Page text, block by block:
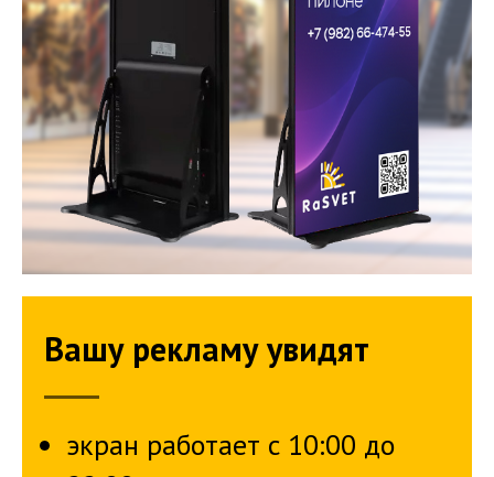
Вашу рекламу увидят
экран работает с 10:00 до